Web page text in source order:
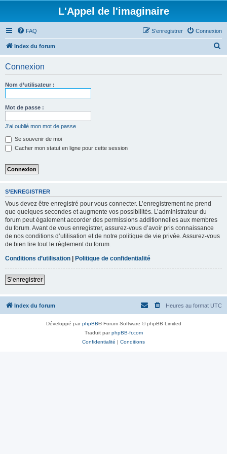
L'Appel de l'imaginaire
FAQ Connexion
S’enregistrer
Index du forum
Connexion
Nom d’utilisateur :
Mot de passe :
J’ai oublié mon mot de passe
Se souvenir de moi
Cacher mon statut en ligne pour cette session
S’ENREGISTRER
Vous devez être enregistré pour vous connecter. L’enregistrement ne prend
que quelques secondes et augmente vos possibilités. L’administrateur du
forum peut également accorder des permissions additionnelles aux membres
du forum. Avant de vous enregistrer, assurez-vous d’avoir pris connaissance
de nos conditions d’utilisation et de notre politique de vie privée. Assurez-vous
de bien lire tout le règlement du forum.
Conditions d’utilisation | Politique de confidentialité
S’enregistrer
Index du forum Heures au format UTC
Développé parphpBB® Forum Software © phpBB Limited
Traduit parphpBB-fr.com
Confidentialité | Conditions